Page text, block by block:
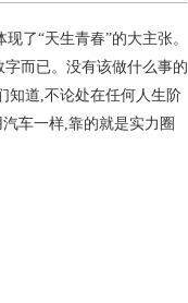
了“天生青春”的大主张。
而已。没有该做什么事的
知道,不论处在任何人生阶
车一样,靠的就是实力圈